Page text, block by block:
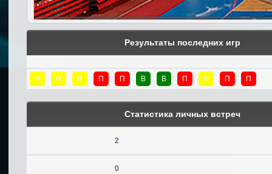
Результаты последних игр
Н Н Н П П В В П Н П П
Статистика личных встреч
2
0